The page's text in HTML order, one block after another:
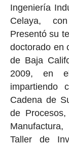
Ingeniería
Celaya,
Presentó su
doctorado en
de Baja
2009, en
Cadena de
de
Taller de